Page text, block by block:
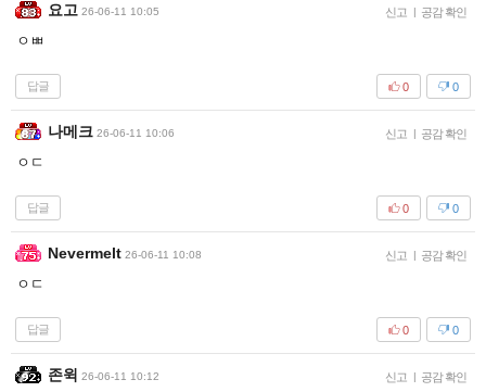
요고 26-06-11 10:05 신고 | 공감 확인
ㅇㅃ
답글 0
0
나메크 26-06-11 10:06 신고 | 공감 확인
ㅇㄷ
답글 0
0
Nevermelt 26-06-11 10:08 신고 | 공감 확인
ㅇㄷ
답글 0
0
존윅 26-06-11 10:12 신고 | 공감 확인